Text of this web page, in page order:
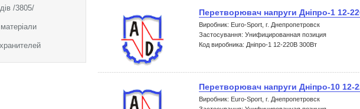
/3805/ Перетворювач напруги Дніпро-1 12-
Виробник: Euro-Sport, г. Днепропетровск
Застосування: Унифицированная позиция
Код виробника: Дніпро-1 12-220В 300Вт
Перетворювач напруги Дніпро-10 12-
Виробник: Euro-Sport, г. Днепропетровск